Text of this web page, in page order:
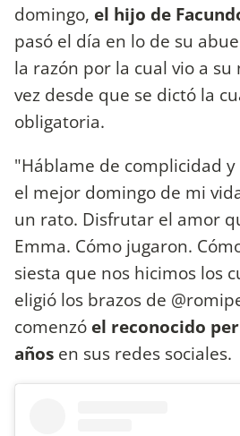
domingo, el hijo de
pasó el día en lo de su
la razón por la cual vio a
vez desde que se dictó la
obligatoria.
"Háblame de complicidad
el mejor domingo de mi
un rato. Disfrutar el amor
Emma. Cómo jugaron.
siesta que nos hicimos los
eligió los brazos de
comenzó el reconocido
años en sus redes sociales.